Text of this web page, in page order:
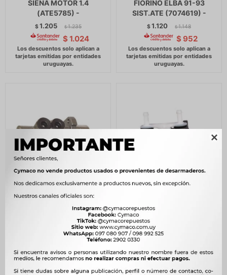

SIENA MOTOR 1.4
(ATE5785) -
$1.205 $ 1.235
$ 1.024
FIORINO ELBA 91-93
SIST.ATE (7074619) -
$1.120 $ 1.148
$ 952
BOMBA FRENO
CHEVROLET CORSA 98/
20.6MM SIST.ATE -
$ 2.514
2.085
FULWIN COWIN -
$